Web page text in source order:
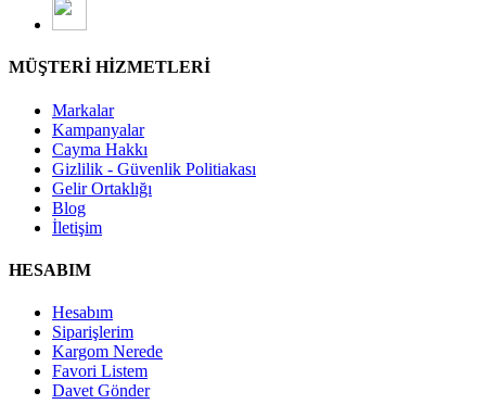
MÜŞTERİ HİZMETLERİ
Markalar
Kampanyalar
Cayma Hakkı
Gizlilik - Güvenlik Politiakası
Gelir Ortaklığı
Blog
İletişim
HESABIM
Hesabım
Siparişlerim
Kargom Nerede
Favori Listem
Davet Gönder